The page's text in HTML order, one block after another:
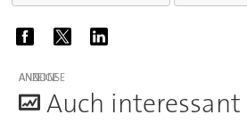
ANZEIGE
Auch interessant